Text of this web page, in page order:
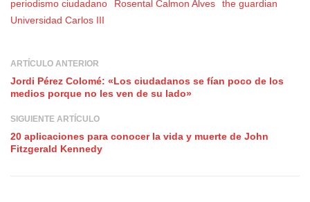
periodismo ciudadano
Rosental Calmon Alves
the guardian
Universidad Carlos III
ARTÍCULO ANTERIOR
Jordi Pérez Colomé: «Los ciudadanos se fían poco de los
medios porque no les ven de su lado»
SIGUIENTE ARTÍCULO
20 aplicaciones para conocer la vida y muerte de John
Fitzgerald Kennedy